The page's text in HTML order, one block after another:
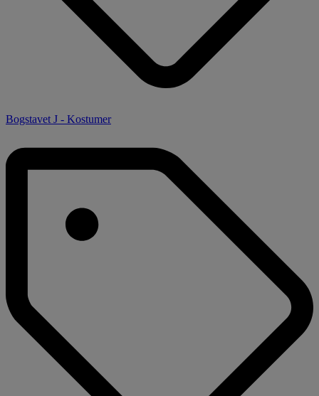
Bogstavet J - Kostumer